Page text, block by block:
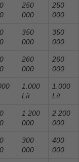
250
000
250
000
350
000
350
000
260
000
260
000
1.000
Lít
1.000
Lít
1 200
000
2 200
000
300
000
400
000